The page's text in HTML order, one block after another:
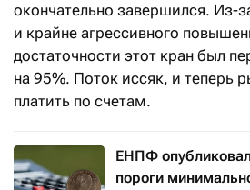
окончательно завершился. Из-
и крайне агрессивного
достаточности этот кран был
на 95%. Поток иссяк, и теперь
платить по счетам.
ЕНПФ
пороги